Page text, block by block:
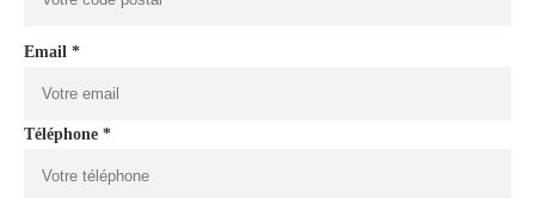
Email *
Téléphone *